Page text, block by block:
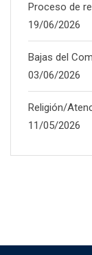
Proceso de
19/06/2026
Bajas del
03/06/2026
Religión/
11/05/2026